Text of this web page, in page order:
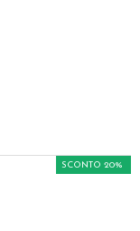
SCONTO 20%